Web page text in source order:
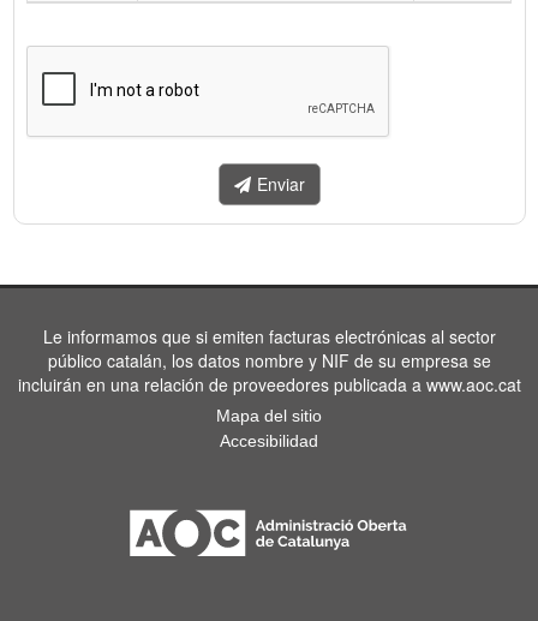
enviar.
Enviar
Le informamos que si emiten facturas electrónicas al sector
público catalán, los datos nombre y NIF de su empresa se
incluirán en una relación de proveedores publicada a www.aoc.cat
Mapa del sitio
Accesibilidad